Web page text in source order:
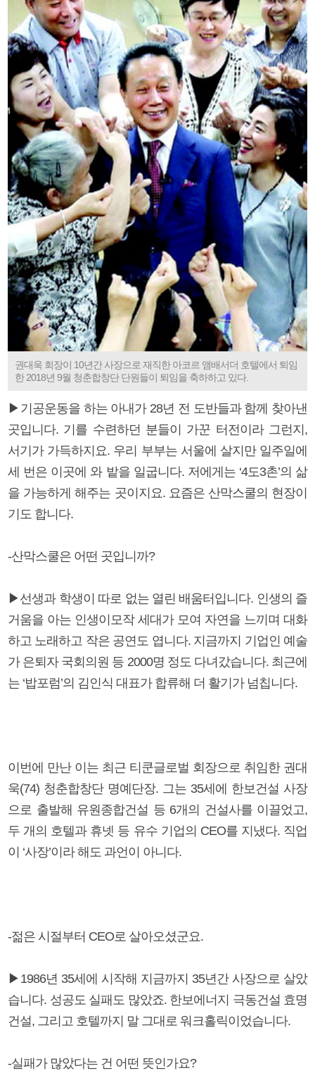
권대욱 회장이 10년간 사장으로 재직한 아코르 앰배서더 호텔에서 퇴임
한 2018년 9월 청춘합창단 단원들이 퇴임을 축하하고 있다.
▶기공운동을 하는 아내가 28년 전 도반들과 함께 찾아낸
곳입니다. 기를 수련하던 분들이 가꾼 터전이라 그런지,
서기가 가득하지요. 우리 부부는 서울에 살지만 일주일에
세 번은 이곳에 와 밭을 일굽니다. 저에게는 ‘4도3촌’의 삶
을 가능하게 해주는 곳이지요. 요즘은 산막스쿨의 현장이
기도 합니다.
-산막스쿨은 어떤 곳입니까?
▶선생과 학생이 따로 없는 열린 배움터입니다. 인생의 즐
거움을 아는 인생이모작 세대가 모여 자연을 느끼며 대화
하고 노래하고 작은 공연도 엽니다. 지금까지 기업인 예술
가 은퇴자 국회의원 등 2000명 정도 다녀갔습니다. 최근에
는 ‘밥포럼’의 김인식 대표가 합류해 더 활기가 넘칩니다.
이번에 만난 이는 최근 티쿤글로벌 회장으로 취임한 권대
욱(74) 청춘합창단 명예단장. 그는 35세에 한보건설 사장
으로 출발해 유원종합건설 등 6개의 건설사를 이끌었고,
두 개의 호텔과 휴넷 등 유수 기업의 CEO를 지냈다. 직업
이 ‘사장’이라 해도 과언이 아니다.
-젊은 시절부터 CEO로 살아오셨군요.
▶1986년 35세에 시작해 지금까지 35년간 사장으로 살았
습니다. 성공도 실패도 많았죠. 한보에너지 극동건설 효명
건설, 그리고 호텔까지 말 그대로 워크홀릭이었습니다.
-실패가 많았다는 건 어떤 뜻인가요?